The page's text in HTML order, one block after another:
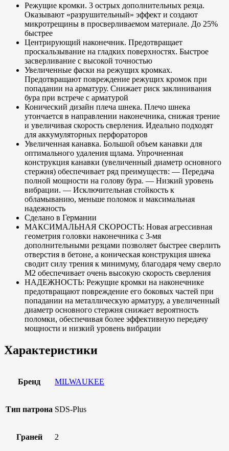
Режущие кромки. 3 острых дополнительных резца.
Оказывают «разрушительный» эффект и создают
микротрещины в просверливаемом материале. До 25%
быстрее
Центрирующий наконечник. Предотвращает
проскальзывание на гладких поверхностях. Быстрое
засверливание с высокой точностью
Увеличенные фаски на режущих кромках.
Предотвращают повреждение режущих кромок при
попадании на арматуру. Снижает риск заклинивания
бура при встрече с арматурой
Конический дизайн плеча шнека. Плечо шнека
утончается в направлении наконечника, снижая трение
и увеличивая скорость сверления. Идеально подходят
для аккумуляторных перфораторов
Увеличенная канавка. Большой объем канавки для
оптимального удаления щлама. Упрочненная
конструкция канавки (увеличенный диаметр основного
стержня) обеспечивает ряд преимуществ: — Передача
полной мощности на голову бура. — Низкий уровень
вибрации. — Исключительная стойкость к
обламыванию, меньше поломок и максимальная
надежность
Сделано в Германии
МАКСИМАЛЬНАЯ СКОРОСТЬ: Новая агрессивная
геометрия головки наконечника с 3-мя
дополнительными резцами позволяет быстрее сверлить
отверстия в бетоне, а коническая конструкция шнека
сводит силу трения к минимуму, благодаря чему сверло
M2 обеспечивает очень высокую скорость сверления
НАДЕЖНОСТЬ: Режущие кромки на наконечнике
предотвращают повреждение его боковых частей при
попадании на металлическую арматуру, а увеличенный
диаметр основного стержня снижает вероятность
поломки, обеспечивая более эффективную передачу
мощности и низкий уровень вибрации
Характеристики
Бренд MILWAUKEE
Тип патрона SDS-Plus
Граней 2